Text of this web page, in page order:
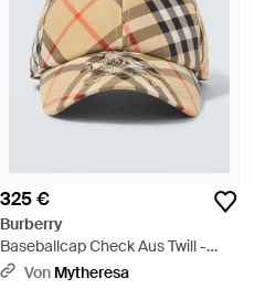
325 €
Burberry
Baseballcap Check Aus Twill -
Natur
Von Mytheresa